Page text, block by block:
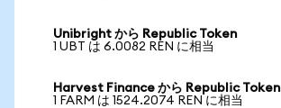
Unibright から Republic Token
1 UBT は 6.0082 REN に相当
Harvest Finance から Republic Token
1 FARM は 1524.2074 REN に相当